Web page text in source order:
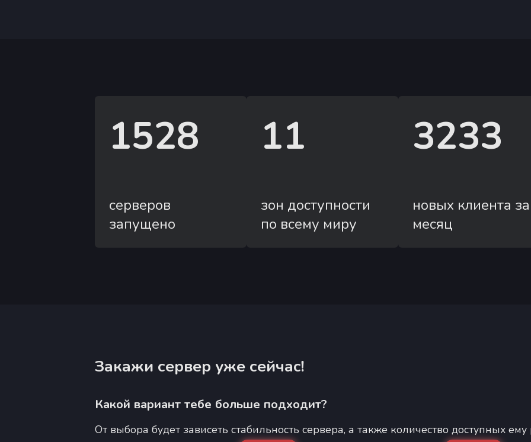
1528
серверов
запущено
11
зон доступности
по всему миру
3233
новых клиента за
месяц
Закажи сервер уже сейчас!
Какой вариант тебе больше подходит?
От выбора будет зависеть стабильность сервера, а также количество доступных